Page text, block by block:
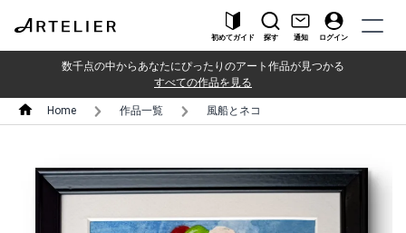
初めてガイド 探す 通知 ログイン
数千点の中からあなたにぴったりのアート作品が見つかる
すべての作品を見る
Home 作品一覧 風船とネコ